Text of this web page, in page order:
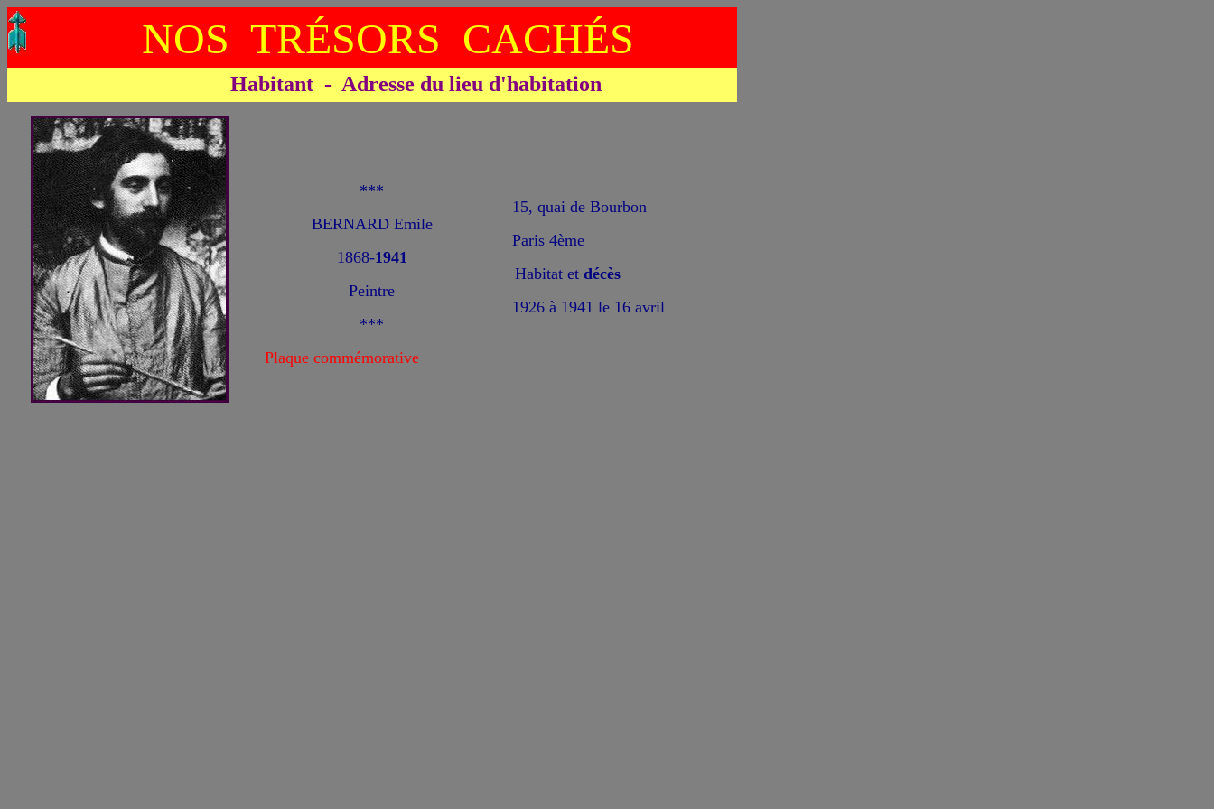
NOS TRÉSORS CACHÉS
Habitant - Adresse du lieu d'habitation
***
BERNARD Emile
1868-1941
Peintre
***
Plaque commémorative
15, quai de Bourbon
Paris 4ème
Habitat et décès
1926 à 1941 le 16 avril